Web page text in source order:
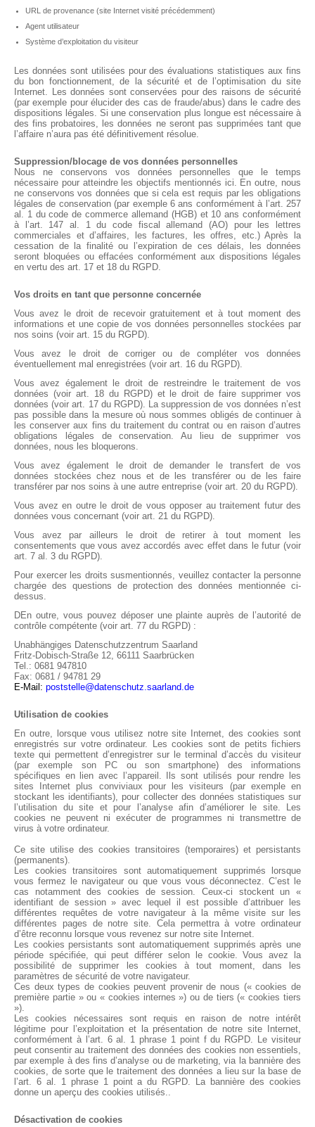
URL de provenance (site Internet visité précédemment)
Agent utilisateur
Système d’exploitation du visiteur
Les données sont utilisées pour des évaluations statistiques aux fins
du bon fonctionnement, de la sécurité et de l’optimisation du site
Internet. Les données sont conservées pour des raisons de sécurité
(par exemple pour élucider des cas de fraude/abus) dans le cadre des
dispositions légales. Si une conservation plus longue est nécessaire à
des fins probatoires, les données ne seront pas supprimées tant que
l’affaire n’aura pas été définitivement résolue.
Suppression/blocage de vos données personnelles
Nous ne conservons vos données personnelles que le temps
nécessaire pour atteindre les objectifs mentionnés ici. En outre, nous
ne conservons vos données que si cela est requis par les obligations
légales de conservation (par exemple 6 ans conformément à l’art. 257
al. 1 du code de commerce allemand (HGB) et 10 ans conformément
à l’art. 147 al. 1 du code fiscal allemand (AO) pour les lettres
commerciales et d’affaires, les factures, les offres, etc.) Après la
cessation de la finalité ou l’expiration de ces délais, les données
seront bloquées ou effacées conformément aux dispositions légales
en vertu des art. 17 et 18 du RGPD.
Vos droits en tant que personne concernée
Vous avez le droit de recevoir gratuitement et à tout moment des
informations et une copie de vos données personnelles stockées par
nos soins (voir art. 15 du RGPD).
Vous avez le droit de corriger ou de compléter vos données
éventuellement mal enregistrées (voir art. 16 du RGPD).
Vous avez également le droit de restreindre le traitement de vos
données (voir art. 18 du RGPD) et le droit de faire supprimer vos
données (voir art. 17 du RGPD). La suppression de vos données n’est
pas possible dans la mesure où nous sommes obligés de continuer à
les conserver aux fins du traitement du contrat ou en raison d’autres
obligations légales de conservation. Au lieu de supprimer vos
données, nous les bloquerons.
Vous avez également le droit de demander le transfert de vos
données stockées chez nous et de les transférer ou de les faire
transférer par nos soins à une autre entreprise (voir art. 20 du RGPD).
Vous avez en outre le droit de vous opposer au traitement futur des
données vous concernant (voir art. 21 du RGPD).
Vous avez par ailleurs le droit de retirer à tout moment les
consentements que vous avez accordés avec effet dans le futur (voir
art. 7 al. 3 du RGPD).
Pour exercer les droits susmentionnés, veuillez contacter la personne
chargée des questions de protection des données mentionnée ci-
dessus.
DEn outre, vous pouvez déposer une plainte auprès de l’autorité de
contrôle compétente (voir art. 77 du RGPD) :
Unabhängiges Datenschutzzentrum Saarland
Fritz-Dobisch-Straße 12, 66111 Saarbrücken
Tel.: 0681 947810
Fax: 0681 / 94781 29
E-Mail: poststelle@datenschutz.saarland.de
Utilisation de cookies
En outre, lorsque vous utilisez notre site Internet, des cookies sont
enregistrés sur votre ordinateur. Les cookies sont de petits fichiers
texte qui permettent d’enregistrer sur le terminal d’accès du visiteur
(par exemple son PC ou son smartphone) des informations
spécifiques en lien avec l’appareil. Ils sont utilisés pour rendre les
sites Internet plus conviviaux pour les visiteurs (par exemple en
stockant les identifiants), pour collecter des données statistiques sur
l’utilisation du site et pour l’analyse afin d’améliorer le site. Les
cookies ne peuvent ni exécuter de programmes ni transmettre de
virus à votre ordinateur.
Ce site utilise des cookies transitoires (temporaires) et persistants
(permanents).
Les cookies transitoires sont automatiquement supprimés lorsque
vous fermez le navigateur ou que vous vous déconnectez. C’est le
cas notamment des cookies de session. Ceux-ci stockent un «
identifiant de session » avec lequel il est possible d’attribuer les
différentes requêtes de votre navigateur à la même visite sur les
différentes pages de notre site. Cela permettra à votre ordinateur
d’être reconnu lorsque vous revenez sur notre site Internet.
Les cookies persistants sont automatiquement supprimés après une
période spécifiée, qui peut différer selon le cookie. Vous avez la
possibilité de supprimer les cookies à tout moment, dans les
paramètres de sécurité de votre navigateur.
Ces deux types de cookies peuvent provenir de nous (« cookies de
première partie » ou « cookies internes ») ou de tiers (« cookies tiers
»).
Les cookies nécessaires sont requis en raison de notre intérêt
légitime pour l’exploitation et la présentation de notre site Internet,
conformément à l’art. 6 al. 1 phrase 1 point f du RGPD. Le visiteur
peut consentir au traitement des données des cookies non essentiels,
par exemple à des fins d’analyse ou de marketing, via la bannière des
cookies, de sorte que le traitement des données a lieu sur la base de
l’art. 6 al. 1 phrase 1 point a du RGPD. La bannière des cookies
donne un aperçu des cookies utilisés..
Désactivation de cookies